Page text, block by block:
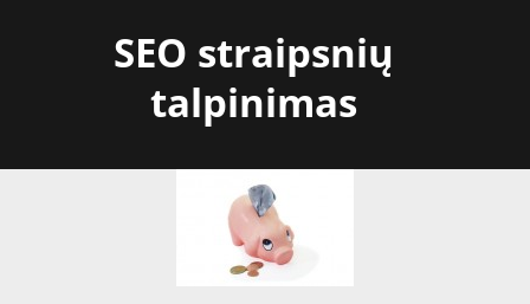
SEO straipsnių
talpinimas